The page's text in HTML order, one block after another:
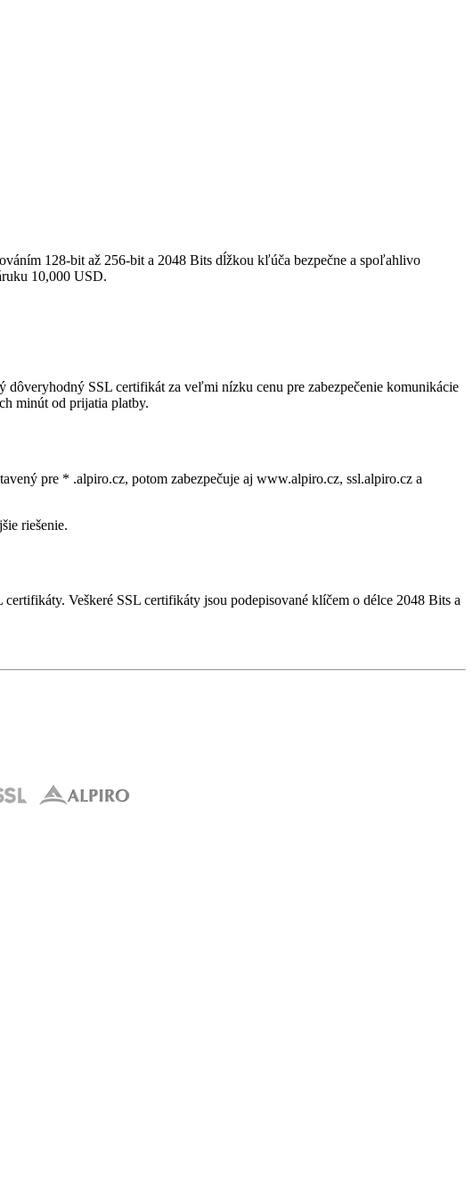
128-bit až 256-bit a 2048 Bits dĺžkou kľúča bezpečne a spoľahlivo
10,000 USD.
SSL certifikát za veľmi nízku cenu pre zabezpečenie komunikácie
minút od prijatia platby.
pre * .alpiro.cz, potom zabezpečuje aj www.alpiro.cz, ssl.alpiro.cz a
riešenie.
Veškeré SSL certifikáty jsou podepisované klíčem o délce 2048 Bits a